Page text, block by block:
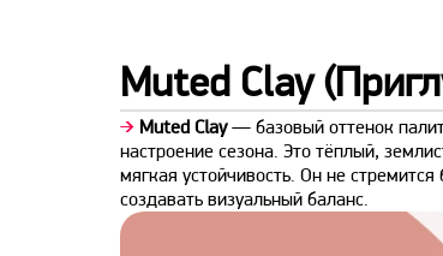
Muted Clay
➔ Muted Clay— базовый оттенок
настроение сезона. Это тёплый,
мягкая устойчивость. Он не
создавать визуальный баланс.